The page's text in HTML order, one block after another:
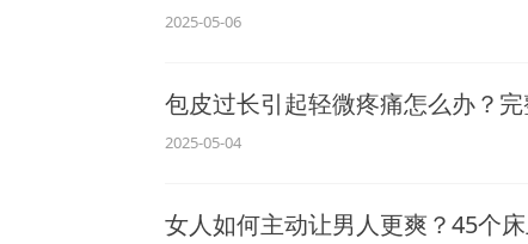
2025-05-06
包皮过长引起轻微疼痛怎么办？
2025-05-04
女人如何主动让男人更爽？45个